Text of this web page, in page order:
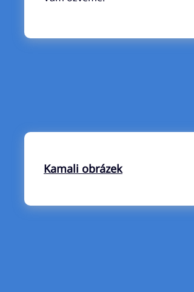
Kamali obrázek